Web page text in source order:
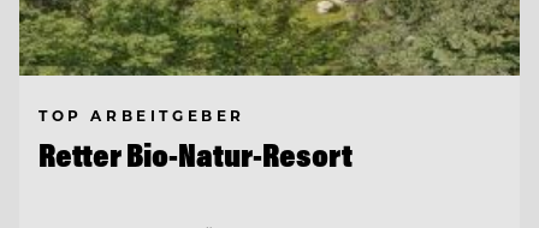
TOP ARBEITGEBER
Retter Bio-Natur-Resort